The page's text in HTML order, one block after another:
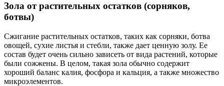
Зола от растительных остатков (сорняков,
ботвы)
Сжигание растительных остатков, таких как сорняки, ботва
овощей, сухие листья и стебли, также дает ценную золу. Ее
состав будет очень сильно зависеть от вида растений, которые
были сожжены. В целом, такая зола обычно содержит
хороший баланс калия, фосфора и кальция, а также множество
микроэлементов.